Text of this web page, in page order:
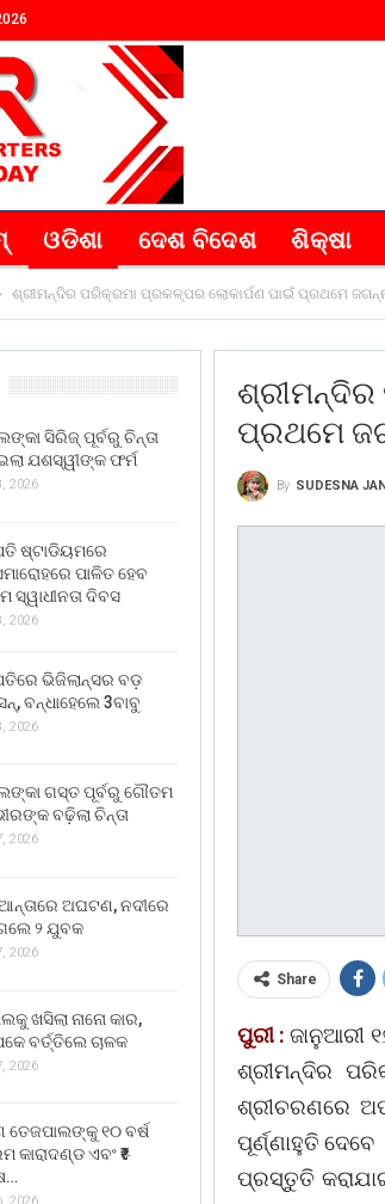
ଓଡିଶା ଦେଶ ବିଦେଶ ଶିକ୍ଷା
ଶ୍ରୀମନ୍ଦିର ପରିକ୍ରମା ପ୍ରକଳ୍ପର ଲୋକାର୍ପଣ ପାଇଁ ପ୍ରଥମେ
ଶ୍ରୀମନ୍ଦିର
ପ୍ରଥମେ
By SUDESNA
Share
ପୁରୀ : ଜାନୁଆରୀ
ଶ୍ରୀମନ୍ଦିର
ଶ୍ରୀଚରଣରେ
ପୂର୍ଣ୍ଣାହୁତି
ପ୍ରସ୍ତୁତି
ସିରିଜ୍ ପୂର୍ବରୁ ଚିନ୍ତା
ଯଶସ୍ୱୀଙ୍କ ଫର୍ମ
2026
ଷ୍ଟାଡିୟମରେ
ପାଳିତ ହେବ
ସ୍ୱାଧୀନତା ଦିବସ
2026
ଭିଜିଲାନ୍ସର ବଡ଼
ବନ୍ଧାହେଲେ 3ବାବୁ
2026
ଗସ୍ତ ପୂର୍ବରୁ ଗୌତମ
ବଢ଼ିଲା ଚିନ୍ତା
2026
ଅଘଟଣ, ନଦୀରେ
୨ ଯୁବକ
2026
ଖସିଲା ନାନୋ କାର,
ବର୍ତ୍ତିଲେ ଚାଳକ
2026
ତେଜପାଲଙ୍କୁ ୧୦ ବର୍ଷ
କାରାଦଣ୍ଡ ଏବଂ ₹୫